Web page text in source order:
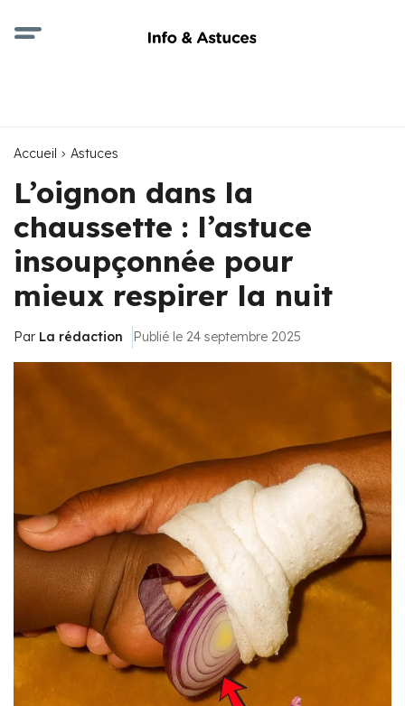
Accueil Astuces
L’oignon dans la
chaussette : l’astuce
insoupçonnée pour
mieux respirer la nuit
Par La rédaction Publié le 24 septembre 2025